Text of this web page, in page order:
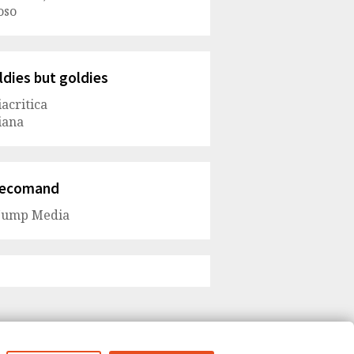
but goldies
Media